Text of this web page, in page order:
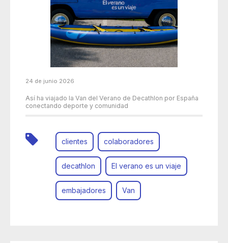
24 de junio 2026
Así ha viajado la Van del Verano de Decathlon por España
conectando deporte y comunidad
clientes colaboradores
decathlon El verano es un viaje
embajadores Van